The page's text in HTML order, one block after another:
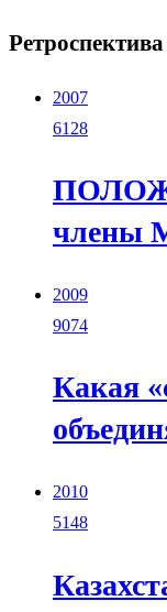
2007
6128
2009
9074
Какая
2010
5148